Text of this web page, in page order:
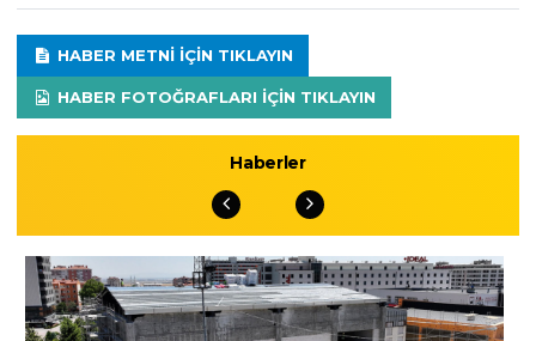
HABER METNI IÇIN TIKLAYIN
HABER FOTOĞRAFLARI IÇIN TIKLAYIN
Haberler